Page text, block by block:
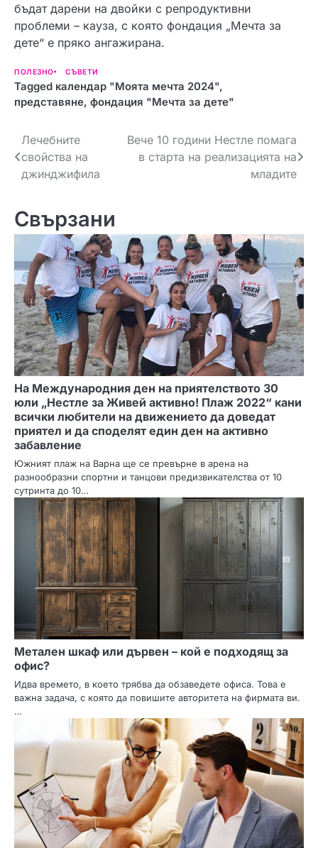
бъдат дарени на двойки с репродуктивни
проблеми – кауза, с която фондация „Мечта за
дете“ е пряко ангажирана.
ПОЛЕЗНО СЪВЕТИ
Tagged календар "Моята мечта 2024",
представяне, фондация "Мечта за дете"
Н
а
и
а
ц
и
я
Лечебните
свойства на
джинджифила
Вече 10 години Нестле помага
в старта на реализацията на
младите
Свързани
На Международния ден на приятелството 30
юли „Нестле за Живей активно! Плаж 2022“ кани
всички любители на движението да доведат
приятел и да споделят един ден на активно
забавление
Южният плаж на Варна ще се превърне в арена на
разнообразни спортни и танцови предизвикателства от 10
сутринта до 10…
Метален шкаф или дървен – кой е подходящ за
офис?
Идва времето, в което трябва да обзаведете офиса. Това е
важна задача, с която да повишите авторитета на фирмата ви.
…